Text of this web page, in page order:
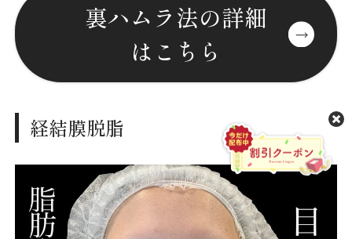
裏ハムラ法の詳細
はこちら
経結膜脱脂